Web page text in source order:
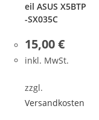
eil ASUS X5BTP
-SX035C
15,00€
inkl. MwSt.
zzgl.
Versandkosten